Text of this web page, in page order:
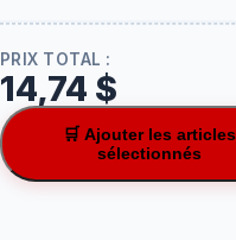
PRIX TOTAL :
14,74 $
🛒 Ajouter les articles
sélectionnés